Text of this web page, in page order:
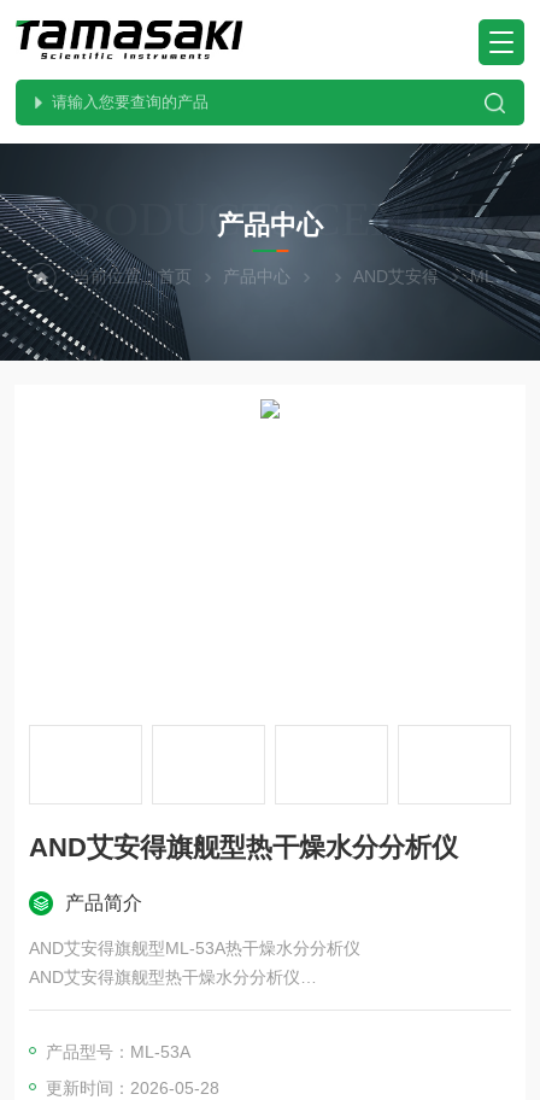
PRODUCTS CENTER
产品中心
当前位置：首页 产品中心 AND艾安得 ML-53AAND艾安得旗舰型热干燥水分分析仪
AND艾安得旗舰型热干燥水分分析仪
产品简介
AND艾安得旗舰型ML-53A热干燥水分分析仪
AND艾安得旗舰型热干燥水分分析仪
简单、安全、无需化学试剂的热干燥技术，
到经济实惠的背光液晶显示屏型号。
最佳温度搜索 (RsTemp) 功能可快速确定推荐的干燥温度。
产品型号：ML-53A
更新时间：2026-05-28